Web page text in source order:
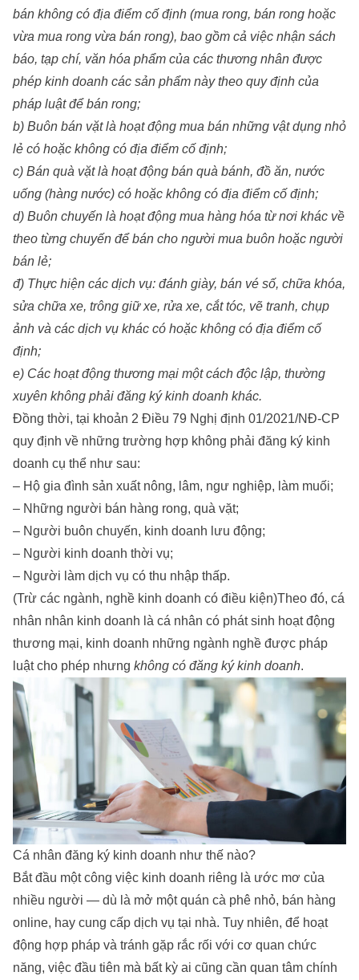
bán không có địa điểm cố định (mua rong, bán rong hoặc
vừa mua rong vừa bán rong), bao gồm cả việc nhận sách
báo, tạp chí, văn hóa phẩm của các th­ương nhân đ­ược
phép kinh doanh các sản phẩm này theo quy định của
pháp luật để bán rong;
b) Buôn bán vặt là hoạt động mua bán những vật dụng nhỏ
lẻ có hoặc không có địa điểm cố định;
c) Bán quà vặt là hoạt động bán quà bánh, đồ ăn, n­ước
uống (hàng nước) có hoặc không có địa điểm cố định;
d) Buôn chuyến là hoạt động mua hàng hóa từ nơi khác về
theo từng chuyến để bán cho người mua buôn hoặc ng­ười
bán lẻ;
đ) Thực hiện các dịch vụ: đánh giày, bán vé số, chữa khóa,
sửa chữa xe, trông giữ xe, rửa xe, cắt tóc, vẽ tranh, chụp
ảnh và các dịch vụ khác có hoặc không có địa điểm cố
định;
e) Các hoạt động thương mại một cách độc lập, th­ường
xuyên không phải đăng ký kinh doanh khác.
Đồng thời, tại khoản 2 Điều 79 Nghị định 01/2021/NĐ-CP
quy định về những trường hợp không phải đăng ký kinh
doanh cụ thể như sau:
– Hộ gia đình sản xuất nông, lâm, ngư nghiệp, làm muối;
– Những người bán hàng rong, quà vặt;
– Người buôn chuyến, kinh doanh lưu động;
– Người kinh doanh thời vụ;
– Người làm dịch vụ có thu nhập thấp.
(Trừ các ngành, nghề kinh doanh có điều kiện)Theo đó, cá
nhân nhân kinh doanh là cá nhân có phát sinh hoạt động
thương mại, kinh doanh những ngành nghề được pháp
luật cho phép nhưng không có đăng ký kinh doanh.
Cá nhân đăng ký kinh doanh như thế nào?
Bắt đầu một công việc kinh doanh riêng là ước mơ của
nhiều người — dù là mở một quán cà phê nhỏ, bán hàng
online, hay cung cấp dịch vụ tại nhà. Tuy nhiên, để hoạt
động hợp pháp và tránh gặp rắc rối với cơ quan chức
năng, việc đầu tiên mà bất kỳ ai cũng cần quan tâm chính